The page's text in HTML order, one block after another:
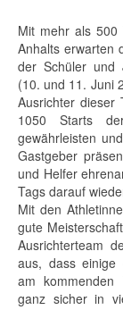
Mit mehr als 500
Anhalts erwarten
der Schüler und
(10. und 11. Juni
Ausrichter dieser
1050 Starts
gewährleisten
Gastgeber
und Helfer
Tags darauf
Mit den
gute
Ausrichterteam
aus, dass einige
am kommenden
ganz sicher in